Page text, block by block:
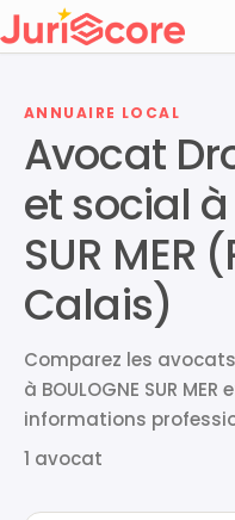
ANNUAIRE LOCAL
Avocat
et social à
SUR MER
Calais)
Comparez les
à BOULOGNE SUR
informations
1 avocat